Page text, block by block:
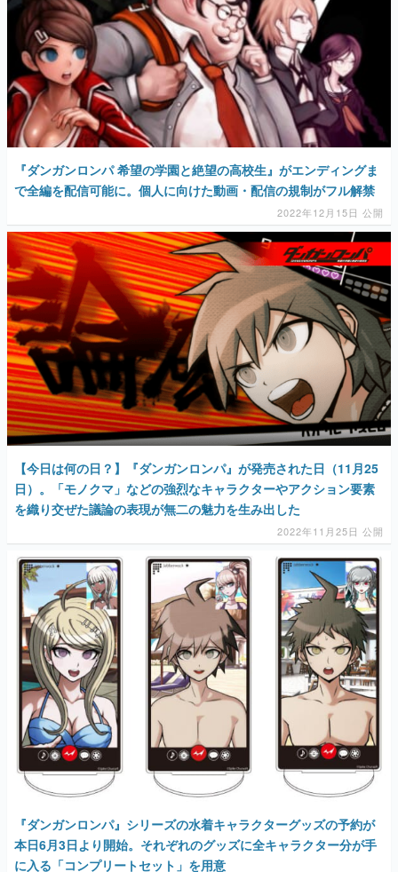
『ダンガンロンパ 希望の学園と絶望の高校生』がエンディングま
で全編を配信可能に。個人に向けた動画・配信の規制がフル解禁
2022年12月15日 公開
【今日は何の日？】『ダンガンロンパ』が発売された日（11月25
日）。「モノクマ」などの強烈なキャラクターやアクション要素
を織り交ぜた議論の表現が無二の魅力を生み出した
2022年11月25日 公開
『ダンガンロンパ』シリーズの水着キャラクターグッズの予約が
本日6月3日より開始。それぞれのグッズに全キャラクター分が手
に入る「コンプリートセット」を用意